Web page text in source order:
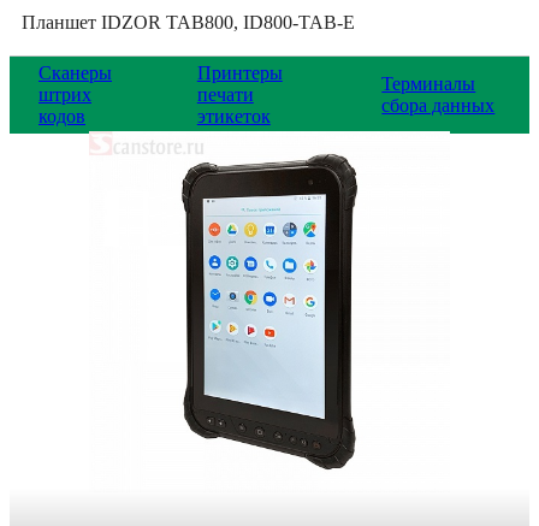
Планшет IDZOR TAB800, ID800-TAB-E
Сканеры
штрих
кодов
Принтеры
печати
этикеток
Терминалы
сбора данных